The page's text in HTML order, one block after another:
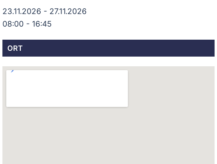
23.11.2026 - 27.11.2026
08:00 - 16:45
ORT